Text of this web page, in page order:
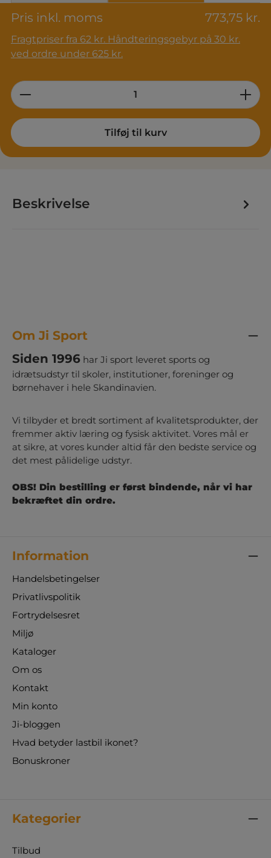
Pris inkl. moms 773,75 kr.
Fragtpriser fra 62 kr. Håndteringsgebyr på 30 kr.
ved ordre under 625 kr.
Product Quantity: Enter the desired
Tilføj til kurv
Beskrivelse
Om Ji Sport
Siden 1996 har Ji sport leveret sports og
idrætsudstyr til skoler, institutioner, foreninger og
børnehaver i hele Skandinavien.
Vi tilbyder et bredt sortiment af kvalitetsprodukter, der
fremmer aktiv læring og fysisk aktivitet. Vores mål er
at sikre, at vores kunder altid får den bedste service og
det mest pålidelige udstyr.
OBS! Din bestilling er først bindende, når vi har
bekræftet din ordre.
Information
Handelsbetingelser
Privatlivspolitik
Fortrydelsesret
Miljø
Kataloger
Om os
Kontakt
Min konto
Ji-bloggen
Hvad betyder lastbil ikonet?
Bonuskroner
Kategorier
Tilbud